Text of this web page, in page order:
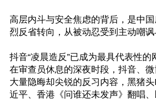
高层内斗与安全焦虑的背后，是中国
烈反省转向，从被动忍受到主动嘲讽
抖音“凌晨造反”已成为最具代表性的
在审查员休息的深夜时段，抖音、
大量隐晦却尖锐的反习内容，黑猪
近平、香港《问谁还未发声》翻唱、